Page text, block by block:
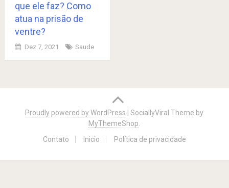
que ele faz? Como
atua na prisão de
ventre?
Dez 7, 2021 Saude
navigation
Proudly powered by WordPress |SociallyViral Theme by
MyThemeShop.
Contato
Inicio Política de privacidade